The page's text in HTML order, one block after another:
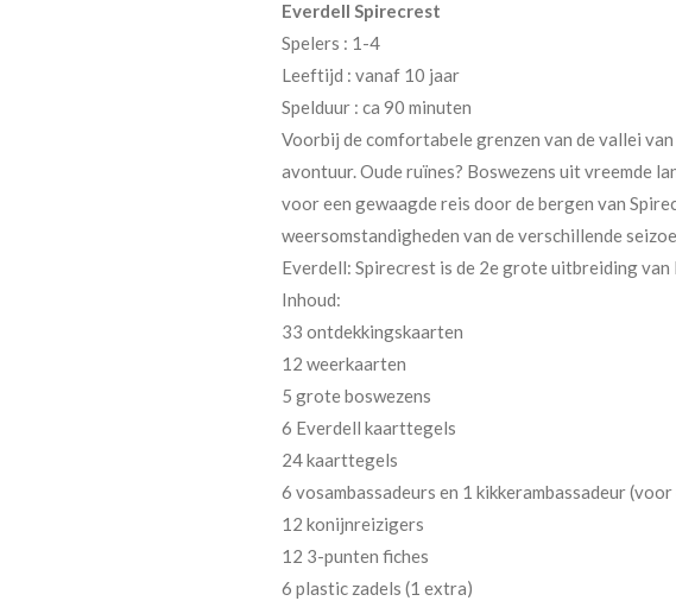
Everdell Spirecrest
Spelers : 1-4
Leeftijd : vanaf 10 jaar
Spelduur : ca 90 minuten
Voorbij de comfortabele grenzen van de vallei
avontuur. Oude ruïnes? Boswezens uit vreemde
voor een gewaagde reis door de bergen van
weersomstandigheden van de verschillende
Everdell: Spirecrest is de 2e grote uitbreiding van
Inhoud:
33 ontdekkingskaarten
12 weerkaarten
5 grote boswezens
6 Everdell kaarttegels
24 kaarttegels
6 vosambassadeurs en 1 kikkerambassadeur
12 konijnreizigers
12 3-punten fiches
6 plastic zadels (1 extra)